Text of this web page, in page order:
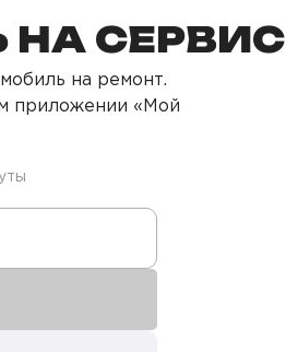
СЕРВИС
на ремонт.
приложении «Мой